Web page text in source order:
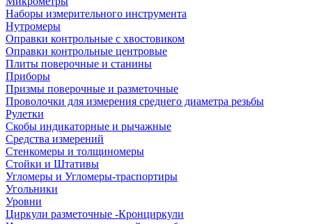
Наборы измерительного инструмента
Нутромеры
Оправки контрольные с хвостовиком
Оправки контрольные центровые
Плиты поверочные и станины
Приборы
Призмы поверочные и разметочные
Проволочки для измерения среднего диаметра резьбы
Рулетки
Скобы индикаторные и рычажные
Средства измерений
Стенкомеры и толщиномеры
Стойки и Штативы
Угломеры и Угломеры-траспортиры
Угольники
Уровни
Циркули разметочные -Кронциркули